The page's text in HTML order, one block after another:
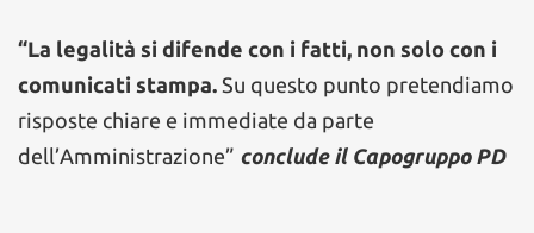
“La legalità si difende con i fatti, non solo con i
comunicati stampa. Su questo punto pretendiamo
risposte chiare e immediate da parte
dell’Amministrazione” conclude il Capogruppo PD